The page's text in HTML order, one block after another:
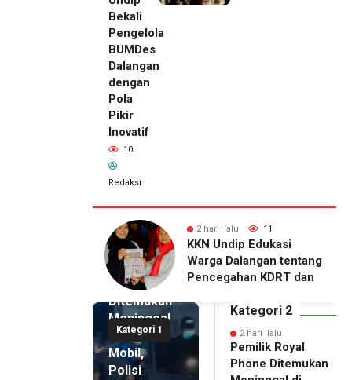
Bekali
Pengelola
BUMDes
Dalangan
dengan
Pola
Pikir
Inovatif
10
Redaksi
2 hari lalu 10
KKN Undip Bekali
Pengelola BUMDes
Dalangan dengan Pola
Kategori 1
2 hari lalu
Pemilik
Royal
Phone
Ditemukan
Meninggal
di Dalam
Mobil,
Polisi
Kategori 2
2 hari lalu
Pemilik Royal
Phone Ditemukan